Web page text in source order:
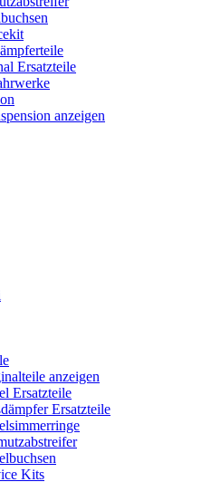
Ersatzteile
anzeigen
anzeigen
Ersatzteile
Ersatzteile
Kits